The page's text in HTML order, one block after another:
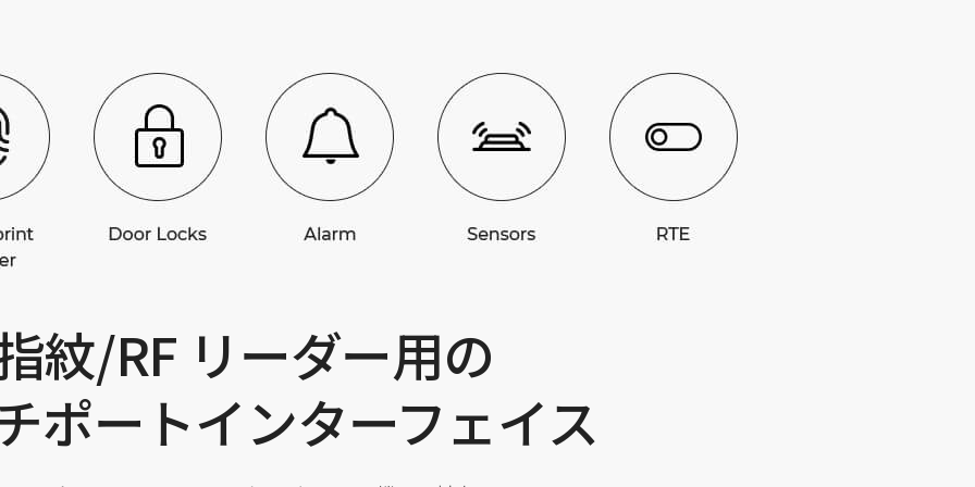
紋/RF リーダー用の
ポートインターフェイス